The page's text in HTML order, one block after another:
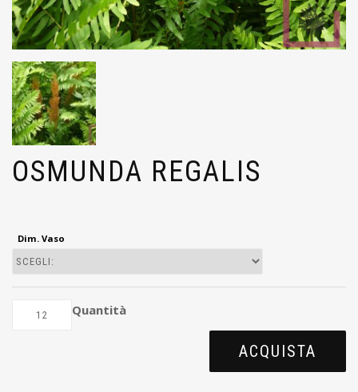
OSMUNDA REGALIS
Dim. Vaso
Quantità
ACQUISTA